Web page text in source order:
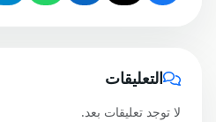
التعليقات
لا توجد تعليقات بعد.